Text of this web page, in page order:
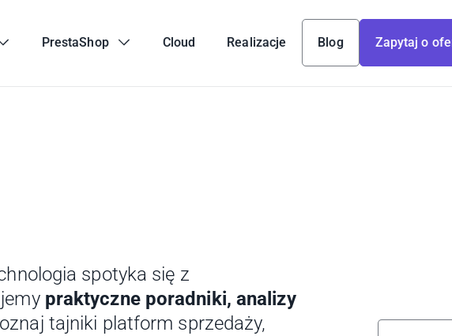
PrestaShop Cloud Realizacje Blog Zapytaj o
spotyka się z
praktyczne poradniki, analizy
tajniki platform sprzedaży,